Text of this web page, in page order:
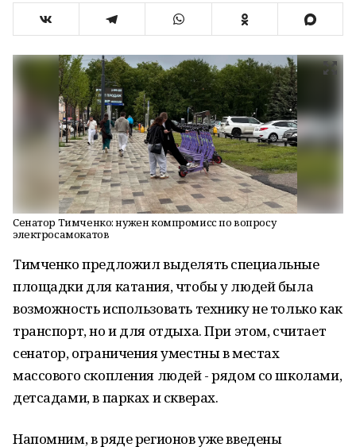
Сенатор Тимченко: нужен компромисс по вопросу
электросамокатов
Тимченко предложил выделять специальные
площадки для катания, чтобы у людей была
возможность использовать технику не только как
транспорт, но и для отдыха. При этом, считает
сенатор, ограничения уместны в местах
массового скопления людей - рядом со школами,
детсадами, в парках и скверах.
Напомним, в ряде регионов уже введены